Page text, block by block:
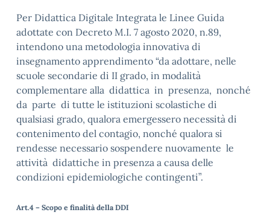
Per Didattica Digitale Integrata le Linee Guida
adottate con Decreto M.I. 7 agosto 2020, n.89,
intendono una metodologia innovativa di
insegnamento apprendimento “da adottare, nelle
scuole secondarie di II grado, in modalità
complementare alla didattica in presenza, nonché
da parte di tutte le istituzioni scolastiche di
qualsiasi grado, qualora emergessero necessità di
contenimento del contagio, nonché qualora si
rendesse necessario sospendere nuovamente le
attività didattiche in presenza a causa delle
condizioni epidemiologiche contingenti”.
Art.4 – Scopo e finalità della DDI